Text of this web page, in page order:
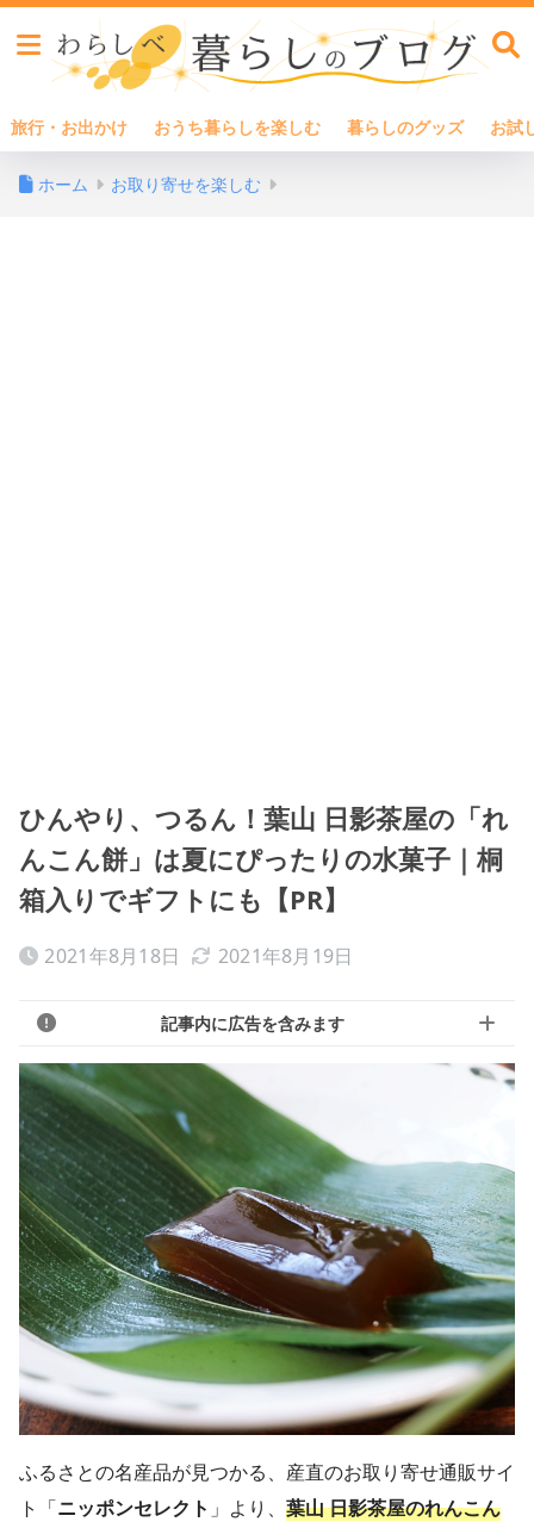
旅行・お出かけ おうち暮らしを楽しむ 暮らしのグッズ お試
ホーム お取り寄せを楽しむ
ひんやり、つるん！葉山 日影茶屋の「れ
んこん餅」は夏にぴったりの水菓子｜桐
箱入りでギフトにも【PR】
2021年8月18日 2021年8月19日
記事内に広告を含みます
ふるさとの名産品が見つかる、産直のお取り寄せ通販サイ
ト「ニッポンセレクト 」より、 葉山 日影茶屋のれんこん